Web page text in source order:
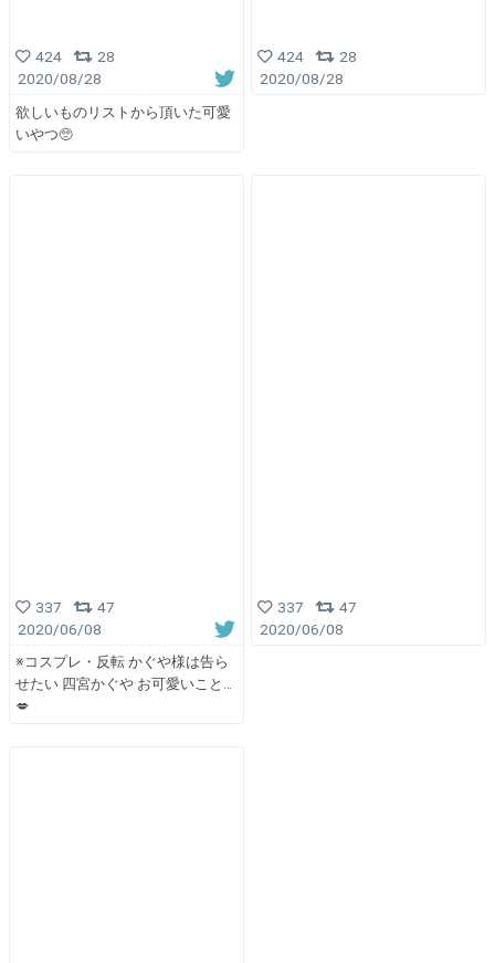
424
28
2020/08/28
欲しいものリストから頂いた可愛
いやつ🥺
424
28
2020/08/28
337
47
2020/06/08
※コスプレ・反転 かぐや様は告ら
せたい 四宮かぐや お可愛いこと…
💋
337
47
2020/06/08